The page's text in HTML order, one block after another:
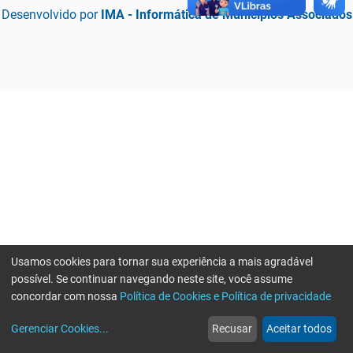
Desenvolvido por IMA - Informática de Municípios Associados
web
Notícias
more_horiz
Mais
Usamos cookies para tornar sua experiência a mais agradável
possível. Se continuar navegando neste site, você assume
concordar com nossa Política de Cookies e Política de privacidade
Gerenciar Cookies... Recusar Aceitar todos
Erro ao enviar informações, por favor tente novamente